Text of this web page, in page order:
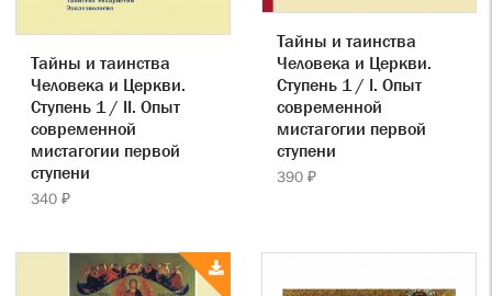
Тайны и таинства
Человека и Церкви.
Ступень 1 / II. Опыт
современной
мистагогии первой
ступени
340 ₽
Тайны и таинства
Человека и Церкви.
Ступень 1 / I. Опыт
современной
мистагогии первой
ступени
390 ₽